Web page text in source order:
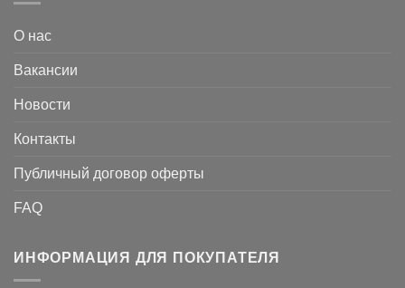
О нас
Вакансии
Новости
Контакты
Публичный договор оферты
FAQ
ИНФОРМАЦИЯ ДЛЯ ПОКУПАТЕЛЯ